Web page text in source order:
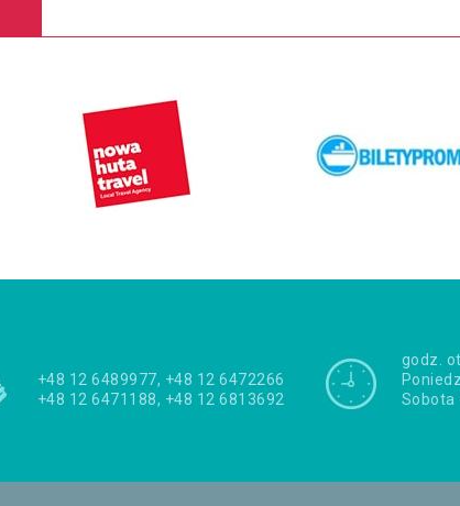
+48 12 6489977, +48 12 6472266
+48 12 6471188, +48 12 6813692
godz.
Sobota